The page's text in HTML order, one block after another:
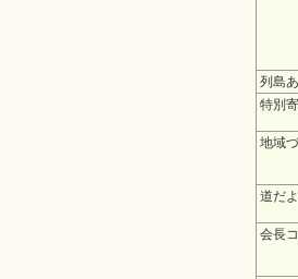
列島
特別
地域
道だ
会長